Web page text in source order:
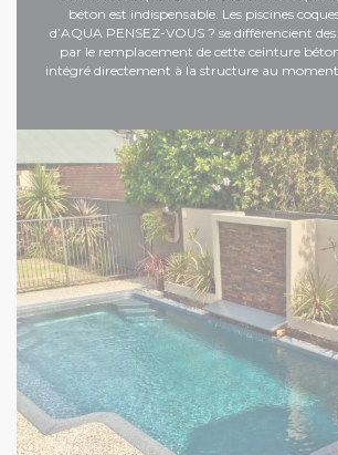
béton est indispensable. Les piscines
d’AQUA PENSEZ-VOUS ? se différencient des
par le remplacement de cette ceinture
intégré directement à la structure au moment